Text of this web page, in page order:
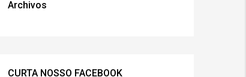
Archivos
CURTA NOSSO FACEBOOK